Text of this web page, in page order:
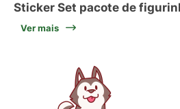
Sticker Set pacote de
Ver mais